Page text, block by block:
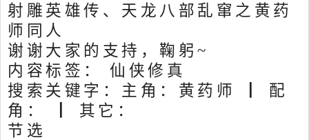
射雕英雄传、天龙八部乱窜之黄药
师同人
谢谢大家的支持，鞠躬~
内容标签： 仙侠修真
搜索关键字：主角：黄药师 ┃ 配
角： ┃ 其它：
节选